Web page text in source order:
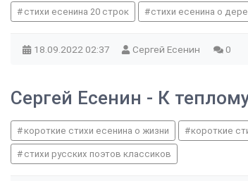
стихи есенина 20 строк стихи есенина о
18.09.2022 02:37 Сергей Есенин 0
Сергей Есенин - К
короткие стихи есенина о жизни короткие
стихи русских поэтов классиков